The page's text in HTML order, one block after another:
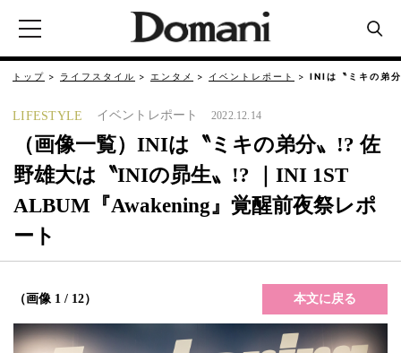
トップ ライフスタイル エンタメ イベントレポート INIは〝ミキの弟
LIFESTYLE イベントレポート 2022.12.14
（画像一覧）INIは〝ミキの弟分〟!? 佐
野雄大は〝INIの昴生〟!? ｜INI 1ST
ALBUM『Awakening』覚醒前夜祭レポ
ート
（画像 1 / 12） 本文に戻る